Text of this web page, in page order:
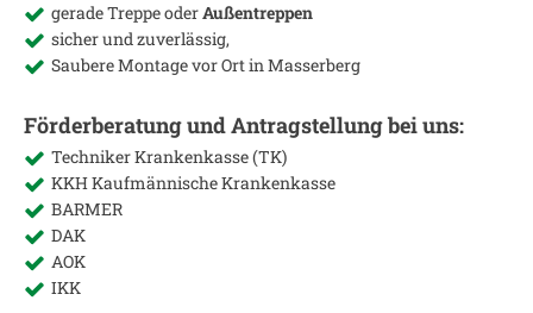
gerade Treppe oderAußentreppen
sicher und zuverlässig,
Saubere Montage vor Ort inMasserberg
Förderberatung und Antragstellung bei uns:
Techniker Krankenkasse (TK)
KKH Kaufmännische Krankenkasse
BARMER
DAK
AOK
IKK